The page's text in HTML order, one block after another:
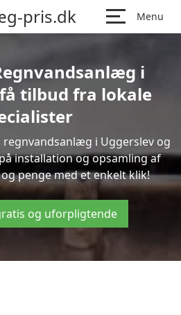
pris.dk Menu
i
tilbud fra lokale
i Uggerslev og
installation og opsamling af
penge med et enkelt klik!
og uforpligtende